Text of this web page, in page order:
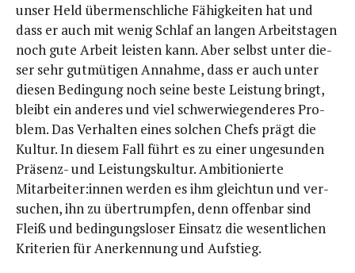
unser Held über­mensch­li­che Fähig­kei­ten hat und
dass er auch mit wenig Schlaf an lan­gen Arbeits­ta­gen
noch gute Arbeit leis­ten kann. Aber selbst unter die­
ser sehr gut­mü­ti­gen Annah­me, dass er auch unter
die­sen Bedin­gung noch sei­ne bes­te Leis­tung bringt,
bleibt ein ande­res und viel schwer­wie­gen­de­res Pro­
blem. Das Ver­hal­ten eines sol­chen Chefs prägt die
Kul­tur. In die­sem Fall führt es zu einer unge­sun­den
Prä­senz- und Leis­tungs­kul­tur. Ambi­tio­nier­te
Mitarbeiter:innen wer­den es ihm gleich­tun und ver­
su­chen, ihn zu über­trump­fen, denn offen­bar sind
Fleiß und bedin­gungs­lo­ser Ein­satz die wesent­li­chen
Kri­te­ri­en für Aner­ken­nung und Aufstieg.